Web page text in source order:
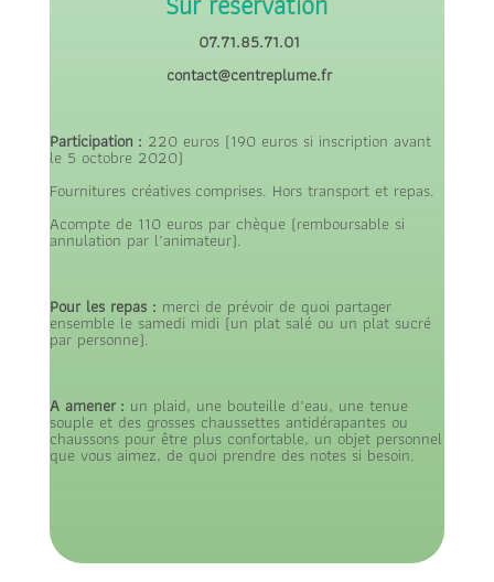
07.71.85.71.01
contact@centreplume.fr
Participation : 220 euros (190 euros si inscription avant
le 5 octobre 2020)
Fournitures créatives comprises. Hors transport et repas.
Acompte de 110 euros par chèque (remboursable si
annulation par l’animateur).
Pour les repas : merci de prévoir de quoi partager
ensemble le samedi midi (un plat salé ou un plat sucré
par personne).
A amener : un plaid, une bouteille d’eau, une tenue
souple et des grosses chaussettes antidérapantes ou
chaussons pour être plus confortable, un objet personnel
que vous aimez, de quoi prendre des notes si besoin.